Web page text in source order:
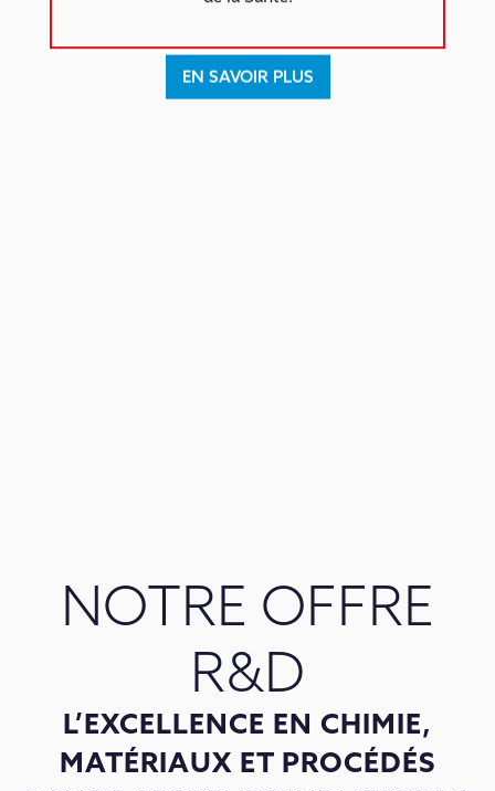
EN SAVOIR PLUS
NOTRE OFFRE
R&D
L’EXCELLENCE EN CHIMIE,
MATÉRIAUX ET PROCÉDÉS